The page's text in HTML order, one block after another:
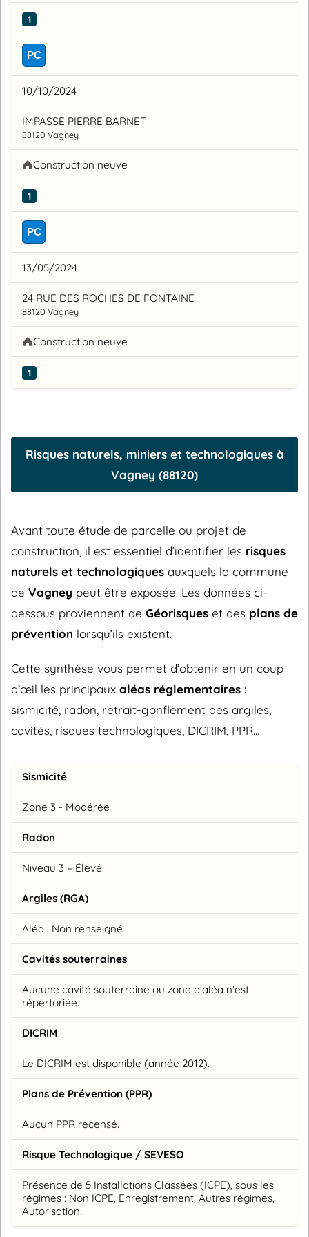
1
PC
10/10/2024
IMPASSE PIERRE BARNET
88120 Vagney
Construction neuve
1
PC
13/05/2024
24 RUE DES ROCHES DE FONTAINE
88120 Vagney
Construction neuve
1
Risques naturels, miniers et technologiques à
Vagney (88120)
Avant toute étude de parcelle ou projet de
construction, il est essentiel d’identifier les risques
naturels et technologiques auxquels la commune
de Vagney peut être exposée. Les données ci-
dessous proviennent de Géorisques et des plans de
prévention lorsqu’ils existent.
Cette synthèse vous permet d’obtenir en un coup
d’œil les principaux aléas réglementaires :
sismicité, radon, retrait-gonflement des argiles,
cavités, risques technologiques, DICRIM, PPR…
Sismicité
Zone 3 - Modérée
Radon
Niveau 3 – Élevé
Argiles (RGA)
Aléa : Non renseigné
Cavités souterraines
Aucune cavité souterraine ou zone d'aléa n'est
répertoriée.
DICRIM
Le DICRIM est disponible (année 2012).
Plans de Prévention (PPR)
Aucun PPR recensé.
Risque Technologique / SEVESO
Présence de 5 Installations Classées (ICPE), sous les
régimes : Non ICPE, Enregistrement, Autres régimes,
Autorisation.